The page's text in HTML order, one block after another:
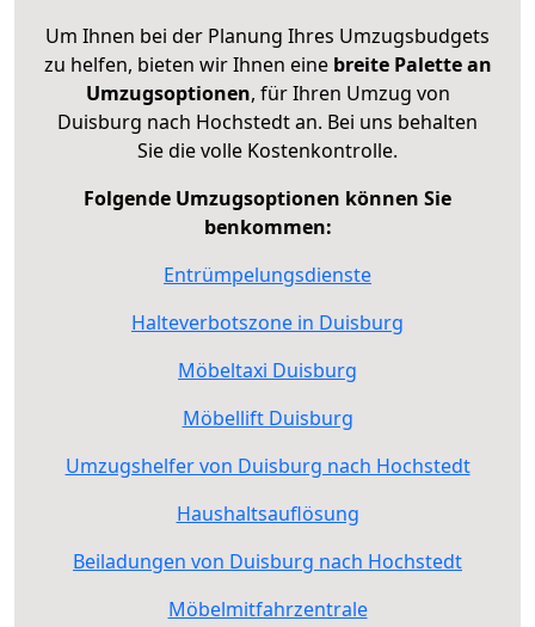
Um Ihnen bei der Planung Ihres Umzugsbudgets
zu helfen, bieten wir Ihnen eine breite Palette an
Umzugsoptionen, für Ihren Umzug von
Duisburg nach Hochstedt an. Bei uns behalten
Sie die volle Kostenkontrolle.
Folgende Umzugsoptionen können Sie
benkommen:
Entrümpelungsdienste
Halteverbotszone in Duisburg
Möbeltaxi Duisburg
Möbellift Duisburg
Umzugshelfer von Duisburg nach Hochstedt
Haushaltsauflösung
Beiladungen von Duisburg nach Hochstedt
Möbelmitfahrzentrale